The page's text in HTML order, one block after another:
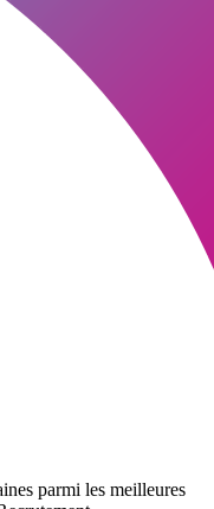
parmi les meilleures